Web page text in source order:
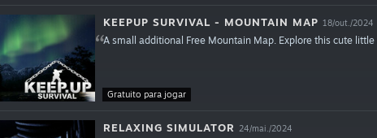
Gratuito para jogar
KEEPUP SURVIVAL - MOUNTAIN MAP 18/out./2024
A small additional Free Mountain Map. Explore this cute
RELAXING SIMULATOR 24/mai./2024